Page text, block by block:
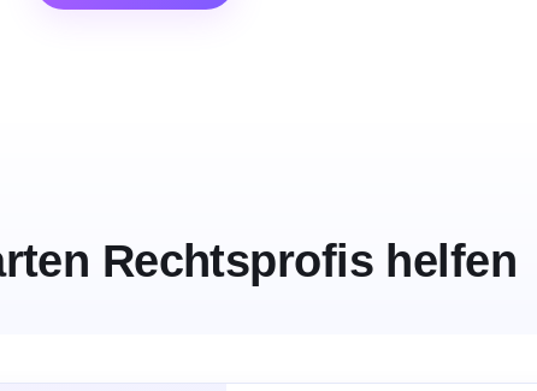
Rechtsprofis helfen